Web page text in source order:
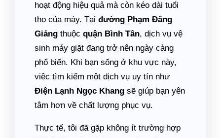
hoạt động hiệu quả mà còn kéo dài tuổi
thọ của máy. Tại đường Phạm Đăng
Giảng thuộc quận Bình Tân, dịch vụ vệ
sinh máy giặt đang trở nên ngày càng
phổ biến. Khi bạn sống ở khu vực này,
việc tìm kiếm một dịch vụ uy tín như
Điện Lạnh Ngọc Khang sẽ giúp bạn yên
tâm hơn về chất lượng phục vụ.
Thực tế, tôi đã gặp không ít trường hợp